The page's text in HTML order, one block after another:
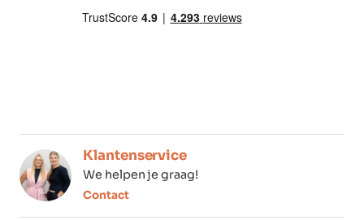
Klantenservice
We helpen je graag!
Contact